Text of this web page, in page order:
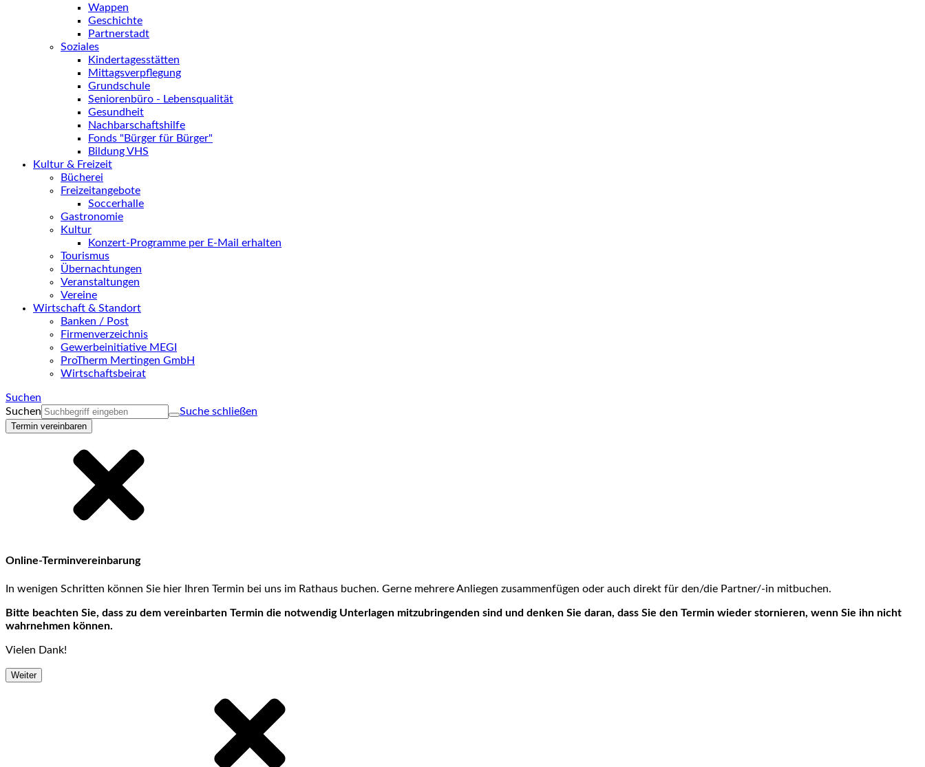
Wappen
Geschichte
Partnerstadt
Soziales
Kindertagesstätten
Mittagsverpflegung
Grundschule
Seniorenbüro - Lebensqualität
Gesundheit
Nachbarschaftshilfe
Fonds "Bürger für Bürger"
Bildung VHS
Kultur & Freizeit
Bücherei
Freizeitangebote
Soccerhalle
Gastronomie
Kultur
Konzert-Programme per E-Mail erhalten
Tourismus
Übernachtungen
Veranstaltungen
Vereine
Wirtschaft & Standort
Banken / Post
Firmenverzeichnis
Gewerbeinitiative MEGI
ProTherm Mertingen GmbH
Wirtschaftsbeirat
Suchen
Suchen
Suche schließen
Termin vereinbaren
Online-Terminvereinbarung
In wenigen Schritten können Sie hier Ihren Termin bei uns im Rathaus buchen. Gerne mehrere Anliegen zusammenfügen oder auch direkt für den/die Partner/-in mitbuchen.
Bitte beachten Sie, dass zu dem vereinbarten Termin die notwendig Unterlagen mitzubringenden sind und denken Sie daran, dass Sie den Termin wieder stornieren, wenn Sie ihn nicht
wahrnehmen können.
Vielen Dank!
Weiter